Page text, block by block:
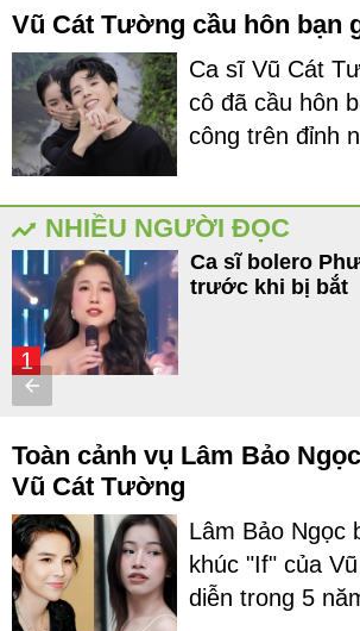
Vũ Cát Tường cầu hôn bạn
Ca sĩ Vũ Cát
cô đã cầu hôn
công trên đỉnh
NHIỀU NGƯỜI ĐỌC
1
Ca sĩ bolero
trước khi bị bắt
Toàn cảnh vụ Lâm Bảo
Vũ Cát Tường
Lâm Bảo Ngọc
khúc "If" của
diễn trong 5